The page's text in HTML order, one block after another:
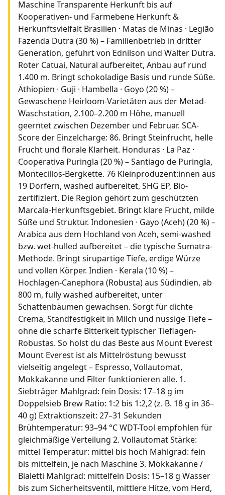
Maschine Transparente Herkunft bis auf
Kooperativen- und Farmebene Herkunft &
Herkunftsvielfalt Brasilien · Matas de Minas · Legião
Fazenda Dutra (30 %) – Familienbetrieb in dritter
Generation, geführt von Ednilson und Walter Dutra.
Roter Catuai, Natural aufbereitet, Anbau auf rund
1.400 m. Bringt schokoladige Basis und runde Süße.
Äthiopien · Guji · Hambella · Goyo (20 %) –
Gewaschene Heirloom-Varietäten aus der Metad-
Waschstation, 2.100–2.200 m Höhe, manuell
geerntet zwischen Dezember und Februar. SCA-
Score der Einzelcharge: 86. Bringt Steinfrucht, helle
Frucht und florale Klarheit. Honduras · La Paz ·
Cooperativa Puringla (20 %) – Santiago de Puringla,
Montecillos-Bergkette. 76 Kleinproduzent:innen aus
19 Dörfern, washed aufbereitet, SHG EP, Bio-
zertifiziert. Die Region gehört zum geschützten
Marcala-Herkunftsgebiet. Bringt klare Frucht, milde
Süße und Struktur. Indonesien · Gayo (Aceh) (20 %) –
Arabica aus dem Hochland von Aceh, semi-washed
bzw. wet-hulled aufbereitet – die typische Sumatra-
Methode. Bringt sirupartige Tiefe, erdige Würze
und vollen Körper. Indien · Kerala (10 %) –
Hochlagen-Canephora (Robusta) aus Südindien, ab
800 m, fully washed aufbereitet, unter
Schattenbäumen gewachsen. Sorgt für dichte
Crema, Standfestigkeit in Milch und nussige Tiefe –
ohne die scharfe Bitterkeit typischer Tieflagen-
Robustas. So holst du das Beste aus Mount Everest
Mount Everest ist als Mittelröstung bewusst
vielseitig angelegt – Espresso, Vollautomat,
Mokkakanne und Filter funktionieren alle. 1.
Siebträger Mahlgrad: fein Dosis: 17–18 g im
Doppelsieb Brew Ratio: 1:2 bis 1:2,2 (z. B. 18 g in 36–
40 g) Extraktionszeit: 27–31 Sekunden
Brühtemperatur: 93–94 °C WDT-Tool empfohlen für
gleichmäßige Verteilung 2. Vollautomat Stärke:
mittel Temperatur: mittel bis hoch Mahlgrad: fein
bis mittelfein, je nach Maschine 3. Mokkakanne /
Bialetti Mahlgrad: mittelfein Dosis: 15–18 g Wasser
bis zum Sicherheitsventil, mittlere Hitze, vom Herd,